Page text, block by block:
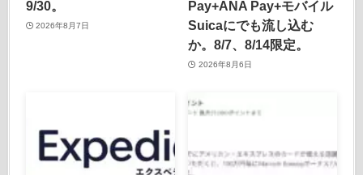
9/30。
2026年8月7日
Pay+ANA Pay+モバイル
Suicaにでも流し込む
か。8/7、8/14限定。
2026年8月6日